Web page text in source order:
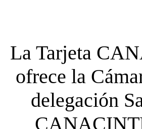
La Tarjeta
ofrece la
delegación